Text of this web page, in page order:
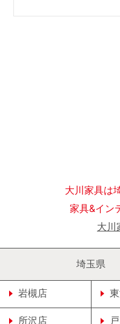
大川家具は
家具&イン
大川
埼玉県
岩槻店
所沢店